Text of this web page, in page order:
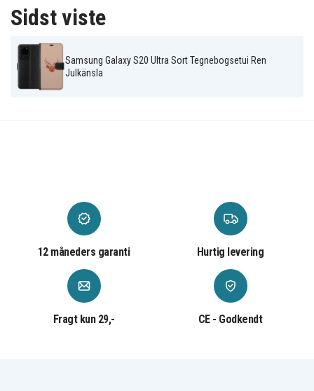
Sidst viste
Samsung Galaxy S20 Ultra Sort Tegnebogsetui Ren
Julkänsla
12 måneders garanti Hurtig levering
Fragt kun 29,- CE - Godkendt